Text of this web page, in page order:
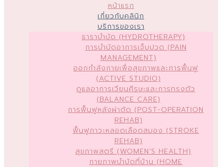
หน้าแรก
เกี่ยวกับคลินิก
บริการของเรา
ธาราบำบัด (HYDROTHERAPY)
การบำบัดอาการเจ็บปวด (PAIN
MANAGEMENT)
ออกกำลังกายเพื่อสุขภาพและการฟื้นฟู
(ACTIVE STUDIO)
ดูแลอาการเวียนศีรษะและการทรงตัว
(BALANCE CARE)
การฟื้นฟูหลังผ่าตัด (POST-OPERATION
REHAB)
ฟื้นฟูภาวะหลอดเลือดสมอง (STROKE
REHAB)
สุขภาพสตรี (WOMEN’S HEALTH)
กายภาพบำบัดที่บ้าน (HOME